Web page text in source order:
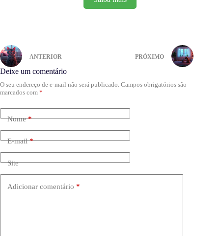
ANTERIOR PRÓXIMO
Deixe um comentário
O seu endereço de e-mail não será publicado. Campos obrigatórios são
marcados com *
Nome*
E-mail*
Site
Adicionar comentário *